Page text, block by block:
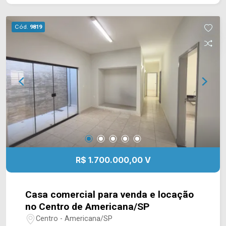
com closet e climatizada; > 04 banheiros, sendo
01 lavabo; > 04 vagas de garagem, sendo 02
Carioba, este condomínio está próximo à Av.
Nicolau João Abdalla, Av. Lírio Correa, Av. do
Compositor e Av. da Música, contém fácil acesso
a Av. Europa e Av. Bandeirantes. Entre em contato
com a equipe da Arbix Imóveis e agende a sua
visita!! WhatsApp e Telefone: (19) 3475-4546
ARBIX IMÓVEIS - Presente em cada mudança!
Cód. 9819
R$ 1.700.000,00 V
Casa comercial para venda e locação
no Centro de Americana/SP
Centro - Americana/SP